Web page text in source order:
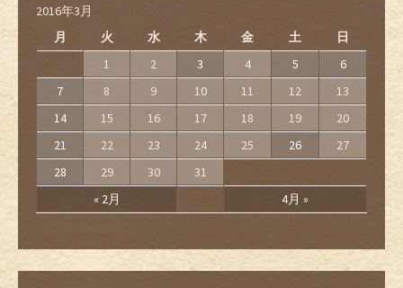
2016年3月
月
火 水 木 金 土 日
« 2月 4月 »
1 2 3 4 5
6
7
8 9 10 11 12
13
14
15 16 17 18 19
20
21
22 23 24 25 26
27
28
29 30 31